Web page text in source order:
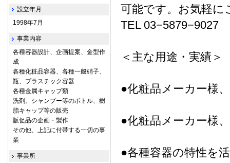
可能です。お気軽に
TEL 03−5879−9027
＜主な用途・実績＞
●化粧品メーカー様
●化粧品メーカー様
●各種容器の特性を
設立年月
1998年7月
事業内容
各種容器設計、企画提案、金型作
成
各種化粧品容器、各種一般硝子、
瓶、プラスチック容器
各種金属キャップ類
洗剤、シャンプー等のボトル、樹
脂キャップ等の販売
販促品の企画・製作
その他、上記に付帯する一切の事
業
事業所